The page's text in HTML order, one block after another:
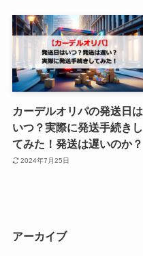
カーデルオリパの発送日は
いつ？実際に発送手続きし
てみた！発送は遅いのか？
2024年7月25日
アーカイブ